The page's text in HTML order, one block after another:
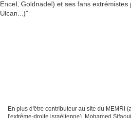
En plus d'être contributeur au site du MEMRI
l'extrême-droite israélienne), Mohamed